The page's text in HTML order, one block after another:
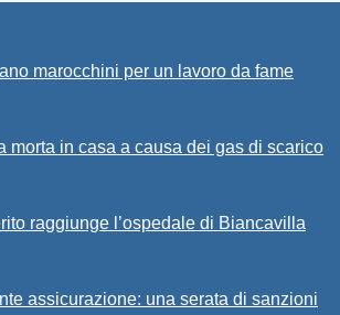
marocchini per un lavoro da fame
morta in casa a causa dei gas di scarico
raggiunge l’ospedale di Biancavilla
assicurazione: una serata di sanzioni